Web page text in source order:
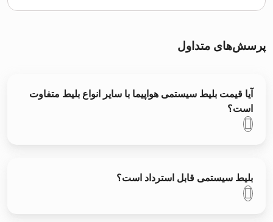
پرسش‌های متداول
آیا قیمت بلیط سیستمی هواپیما با سایر انواع بلیط متفاوت
است؟
بلیط سیستمی قابل استرداد است؟